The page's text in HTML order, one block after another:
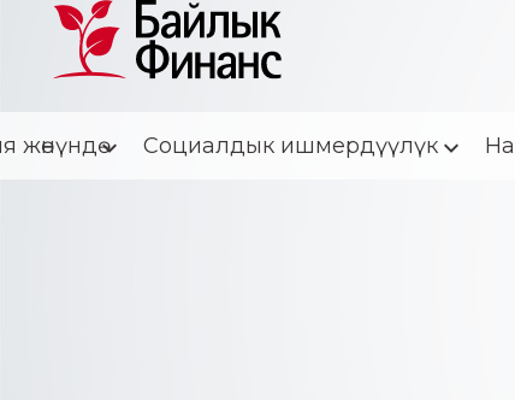
жөнүндө Социалдык ишмердүүлүк